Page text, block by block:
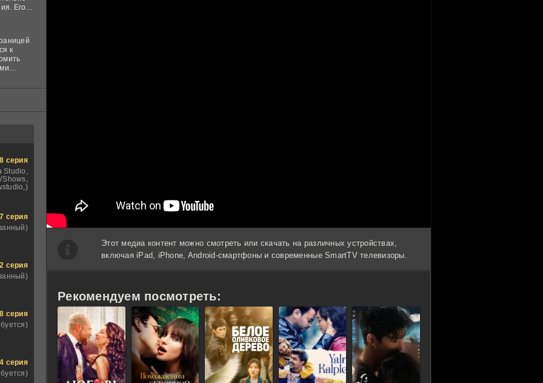
Этот медиа контент можно смотреть или скачать на различных устройствах,
включая iPad, iPhone, Android-смартфоны и современные SmartTV телевизоры.
Рекомендуем посмотреть:
Его
в
к
8 серия
Studio,
7 серия
серия
серия
4 серия